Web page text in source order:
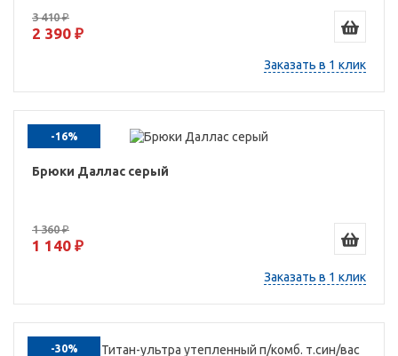
3 410 ₽
2 390 ₽
Заказать в 1 клик
-16%
Брюки Даллас серый
1 360 ₽
1 140 ₽
Заказать в 1 клик
-30%